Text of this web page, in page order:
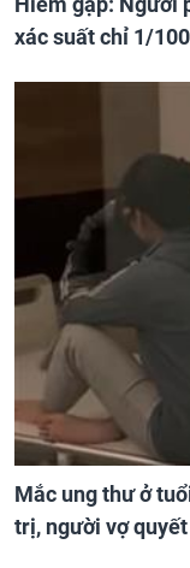
xác suất chỉ 1/
Mắc ung thư ở
trị, người vợ